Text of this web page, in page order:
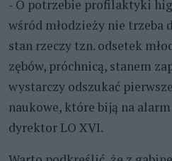
- O potrzebie profilaktyki
wśród młodzieży nie trzeba
stan rzeczy tzn. odsetek
zębów, próchnicą, stanem
wystarczy odszukać
naukowe, które biją na alarm
dyrektor LO XVI.